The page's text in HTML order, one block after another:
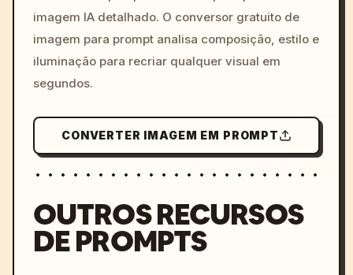
imagem IA detalhado. O conversor gratuito de
imagem para prompt analisa composição, estilo e
iluminação para recriar qualquer visual em
segundos.
CONVERTER IMAGEM EM PROMPT
OUTROS RECURSOS
DE PROMPTS